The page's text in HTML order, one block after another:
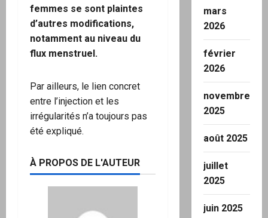
femmes se sont plaintes
d’autres modifications,
notamment au niveau du
flux menstruel.
Par ailleurs, le lien concret
entre l’injection et les
irrégularités n’a toujours pas
été expliqué.
À PROPOS DE L'AUTEUR
mars
2026
février
2026
novembre
2025
août 2025
juillet
2025
juin 2025